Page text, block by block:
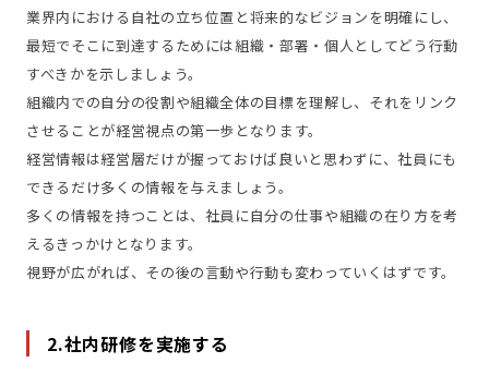
業界内における自社の立ち位置と将来的なビジョンを明確にし、
最短でそこに到達するためには組織・部署・個人としてどう行動
すべきかを示しましょう。
組織内での自分の役割や組織全体の目標を理解し、それをリンク
させることが経営視点の第一歩となります。
経営情報は経営層だけが握っておけば良いと思わずに、社員にも
できるだけ多くの情報を与えましょう。
多くの情報を持つことは、社員に自分の仕事や組織の在り方を考
えるきっかけとなります。
視野が広がれば、その後の言動や行動も変わっていくはずです。
2.社内研修を実施する